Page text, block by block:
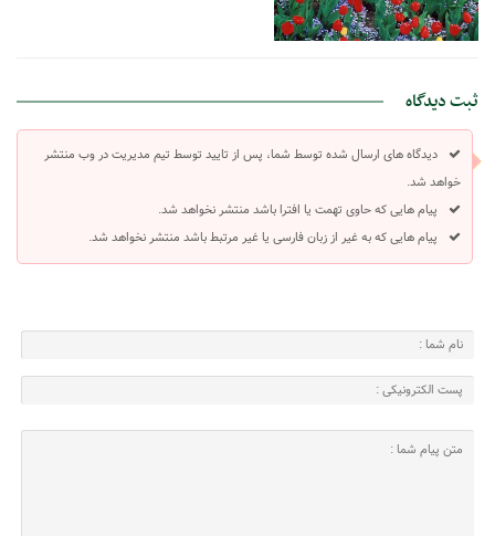
ثبت دیدگاه
دیدگاه های ارسال شده توسط شما، پس از تایید توسط تیم مدیریت در وب منتشر
خواهد شد.
پیام هایی که حاوی تهمت یا افترا باشد منتشر نخواهد شد.
پیام هایی که به غیر از زبان فارسی یا غیر مرتبط باشد منتشر نخواهد شد.